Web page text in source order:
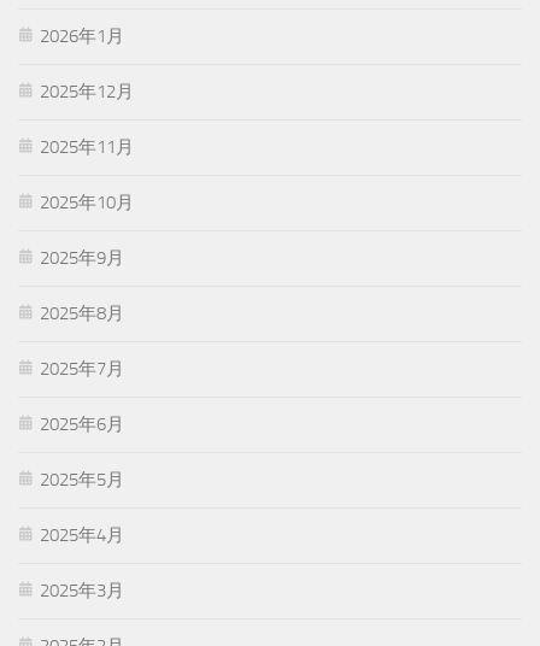
2026年1月
2025年12月
2025年11月
2025年10月
2025年9月
2025年8月
2025年7月
2025年6月
2025年5月
2025年4月
2025年3月